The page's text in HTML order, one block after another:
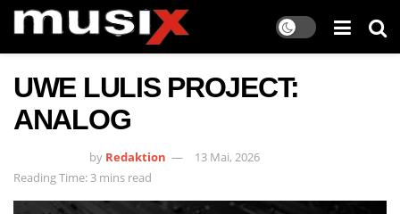
UWE LULIS PROJECT:
ANALOG
by Redaktion
13 Mai, 2026
Reading Time: 3 mins read